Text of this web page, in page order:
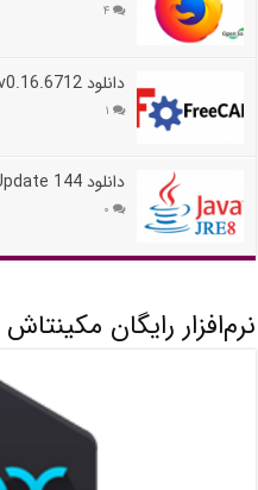
۴
دانلود FreeCAD v0.16.6712
۱
دانلود Java Runtime Environment v8 Update 144
۰
نرم‌افزار رایگان مکینتاش